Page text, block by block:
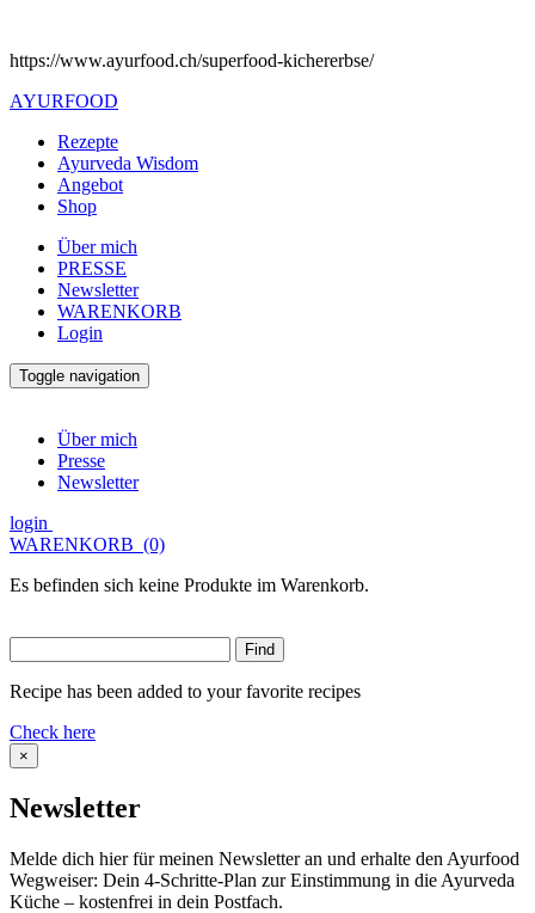
https://www.ayurfood.ch/superfood-kichererbse/
AYURFOOD
Rezepte
Ayurveda Wisdom
Angebot
Shop
Über mich
PRESSE
Newsletter
WARENKORB
Login
Toggle navigation
Über mich
Presse
Newsletter
login
WARENKORB (0)
Es befinden sich keine Produkte im Warenkorb.
Recipe has been added to your favorite recipes
Check here
×
Newsletter
Melde dich hier für meinen Newsletter an und erhalte den Ayurfood
Wegweiser: Dein 4-Schritte-Plan zur Einstimmung in die Ayurveda
Küche – kostenfrei in dein Postfach.